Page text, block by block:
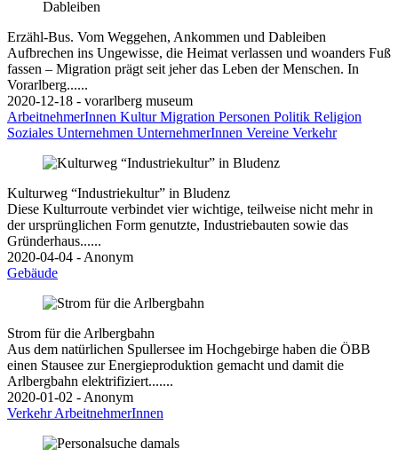
Erzähl-Bus. Vom Weggehen, Ankommen und Dableiben
Aufbrechen ins Ungewisse, die Heimat verlassen und woanders Fuß
fassen – Migration prägt seit jeher das Leben der Menschen. In
Vorarlberg......
2020-12-18 - vorarlberg museum
ArbeitnehmerInnen KulturMigration Personen Politik Religion
Soziales Unternehmen UnternehmerInnen Vereine Verkehr
Kulturweg “Industriekultur” in Bludenz
Diese Kulturroute verbindet vier wichtige, teilweise nicht mehr in
der ursprünglichen Form genutzte, Industriebauten sowie das
Gründerhaus......
2020-04-04 - Anonym
Gebäude
Strom für die Arlbergbahn
Aus dem natürlichen Spullersee im Hochgebirge haben die ÖBB
einen Stausee zur Energieproduktion gemacht und damit die
Arlbergbahn elektrifiziert.......
2020-01-02 - Anonym
VerkehrArbeitnehmerInnen